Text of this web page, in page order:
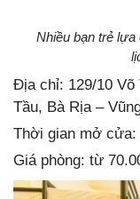
Nhiều bạn trẻ lựa
Địa chỉ: 129/10 Võ
Tầu, Bà Rịa –
Thời gian mở cửa:
Giá phòng: từ